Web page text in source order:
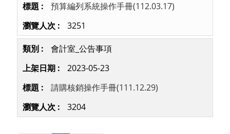
預算編列系統操作手冊(112.03.17)
3251
會計室_公告事項
2023-05-23
請購核銷操作手冊(111.12.29)
3204